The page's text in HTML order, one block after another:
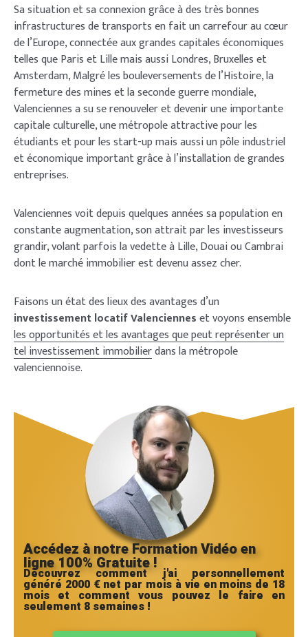
Sa situation et sa connexion grâce à des très bonnes
infrastructures de transports en fait un carrefour au cœur
de l’Europe, connectée aux grandes capitales économiques
telles que Paris et Lille mais aussi Londres, Bruxelles et
Amsterdam, Malgré les bouleversements de l’Histoire, la
fermeture des mines et la seconde guerre mondiale,
Valenciennes a su se renouveler et devenir une importante
capitale culturelle, une métropole attractive pour les
étudiants et pour les start-up mais aussi un pôle industriel
et économique important grâce à l’installation de grandes
entreprises.
Valenciennes voit depuis quelques années sa population en
constante augmentation, son attrait par les investisseurs
grandir, volant parfois la vedette à Lille, Douai ou Cambrai
dont le marché immobilier est devenu assez cher.
Faisons un état des lieux des avantages d’un
investissement locatif Valencienneset voyons ensemble
les opportunités et les avantages que peut représenter un
tel investissement immobilierdans la métropole
valenciennoise.
Accédez à notre Formation Vidéo en
ligne 100% Gratuite !
Découvrez comment j'ai personnellement
généré 2000 € net par mois à vie en moins de 18
mois et comment vous pouvez le faire en
seulement 8 semaines !